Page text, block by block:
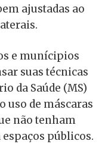
ajustadas ao
e munícipios
suas técnicas
da Saúde (MS)
uso de máscaras
não tenham
públicos.